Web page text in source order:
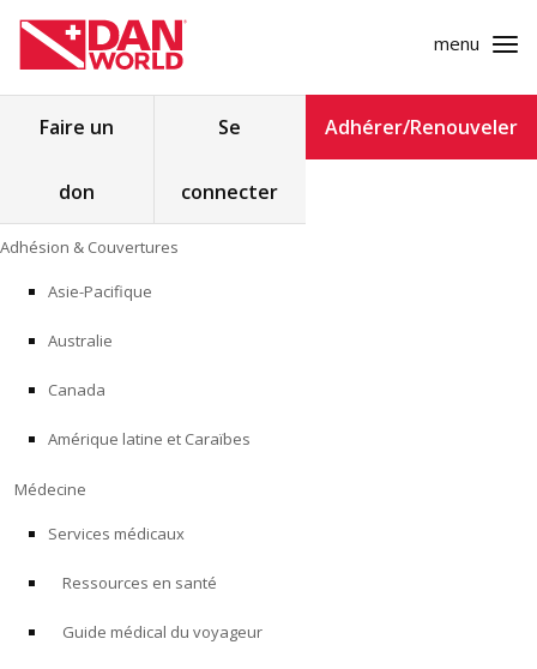
Skip
to
content
menu
ADHÉSION & COUVERTURES
RECHERCHE
FORMATION
PROGRAMMES POUR LES PROFESSIONNELS
À PROPOS
Faire un
don
Se
connecter
Adhérer/Renouveler
Adhésion & Couvertures
Asie-Pacifique
Australie
Canada
Amérique latine et Caraïbes
Médecine
Services médicaux
Ressources en santé
Guide médical du voyageur